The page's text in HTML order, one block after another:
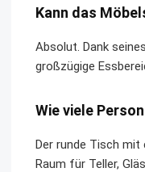
Kann das
Absolut. Dank
großzügige
Wie viele
Der runde Tisch mit
Raum für Teller,